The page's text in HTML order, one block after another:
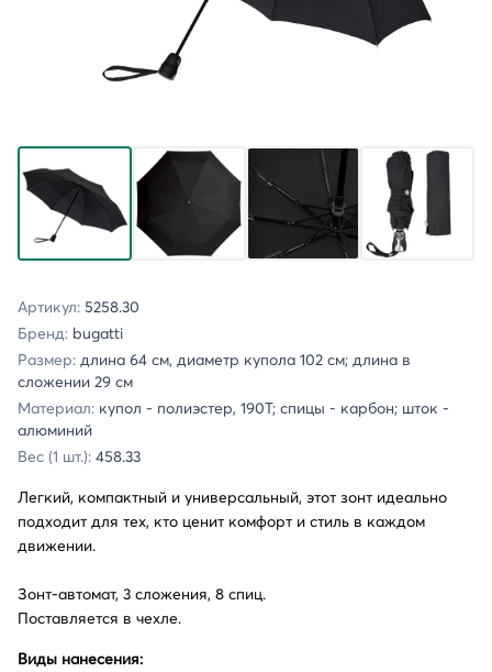
Артикул: 5258.30
Бренд: bugatti
Размер: длина 64 см, диаметр купола 102 см; длина в
сложении 29 см
Материал: купол - полиэстер, 190T; спицы - карбон; шток -
алюминий
Вес (1 шт.): 458.33
Легкий, компактный и универсальный, этот зонт идеально
подходит для тех, кто ценит комфорт и стиль в каждом
движении.
Зонт-автомат, 3 сложения, 8 спиц.
Поставляется в чехле.
Виды нанесения: